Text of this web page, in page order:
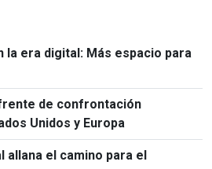
la era digital: Más espacio para
de confrontación
Unidos y Europa
allana el camino para el